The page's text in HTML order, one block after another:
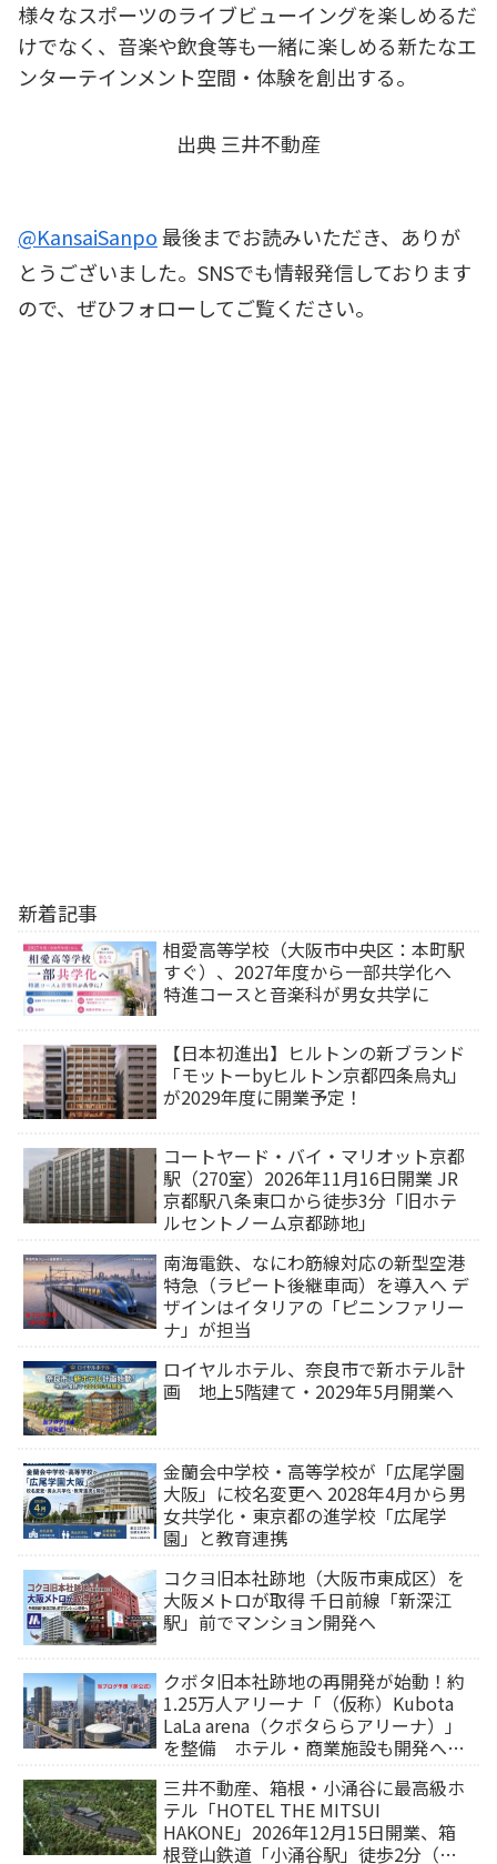
様々なスポーツのライブビューイングを楽しめるだ
けでなく、音楽や飲食等も一緒に楽しめる新たなエ
ンターテインメント空間・体験を創出する。
出典 三井不動産
@KansaiSanpo最後までお読みいただき、ありが
とうございました。SNSでも情報発信しております
ので、ぜひフォローしてご覧ください。
新着記事
相愛高等学校（大阪市中央区：本町駅
すぐ）、2027年度から一部共学化へ
特進コースと音楽科が男女共学に
【日本初進出】ヒルトンの新ブランド
「モットーbyヒルトン京都四条烏丸」
が2029年度に開業予定！
コートヤード・バイ・マリオット京都
駅（270室）2026年11月16日開業 JR
京都駅八条東口から徒歩3分「旧ホテ
ルセントノーム京都跡地」
南海電鉄、なにわ筋線対応の新型空港
特急（ラピート後継車両）を導入へ デ
ザインはイタリアの「ピニンファリー
ナ」が担当
ロイヤルホテル、奈良市で新ホテル計
画 地上5階建て・2029年5月開業へ
金蘭会中学校・高等学校が「広尾学園
大阪」に校名変更へ 2028年4月から男
女共学化・東京都の進学校「広尾学
園」と教育連携
コクヨ旧本社跡地（大阪市東成区）を
大阪メトロが取得 千日前線「新深江
駅」前でマンション開発へ
クボタ旧本社跡地の再開発が始動！約
1.25万人アリーナ「（仮称）Kubota
LaLa arena（クボタららアリーナ）」
を整備 ホテル・商業施設も開発へ
三井不動産、箱根・小涌谷に最高級ホ
テル「HOTEL THE MITSUI
HAKONE」2026年12月15日開業、箱
根登山鉄道「小涌谷駅」徒歩2分（旅